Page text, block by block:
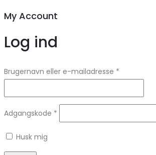
My Account
Log ind
Brugernavn eller e-mailadresse *
Adgangskode *
Husk mig